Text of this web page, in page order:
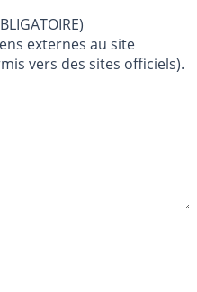
VOTRE MESSAGE (OBLIGATOIRE)
externes au site
vers des sites officiels).